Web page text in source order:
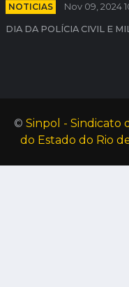
NOTICIAS Nov 09, 2024
DIA DA POLÍCIA CIVIL E
© Sinpol - Sindicato
do Estado do Rio